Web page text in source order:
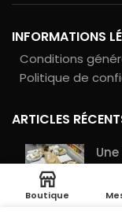
INFORMATIONS
Conditions
Politique de
ARTICLES
10
Bougies
x18 Blanc
Boutique